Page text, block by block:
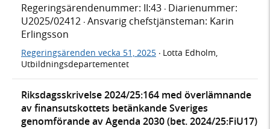
Regeringsärendenummer: II:43 · Diarienummer:
U2025/02412 · Ansvarig chefstjänsteman: Karin
Erlingsson
Regeringsärenden vecka 51, 2025 · Lotta Edholm,
Utbildningsdepartementet
Riksdagsskrivelse 2024/25:164 med överlämnande
av finansutskottets betänkande Sveriges
genomförande av Agenda 2030 (bet. 2024/25:FiU17)